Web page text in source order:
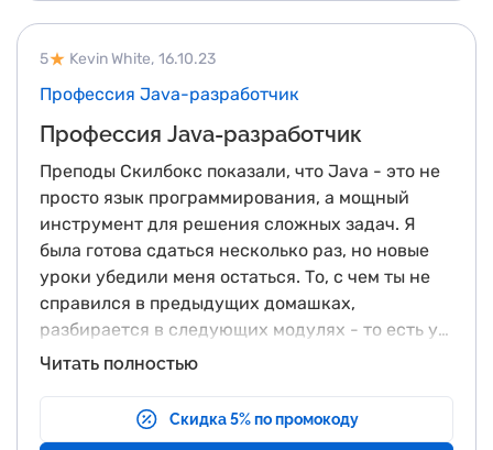
5 16.10.23
Kevin White,
Профессия Java-разработчик
Профессия Java-разработчик
Преподы Скилбокс показали, что Java - это не
просто язык программирования, а мощный
инструмент для решения сложных задач. Я
была готова сдаться несколько раз, но новые
уроки убедили меня остаться. То, с чем ты не
справился в предыдущих домашках,
разбирается в следующих модулях - то есть у
тебя есть шанс сделать все самому и
Сейчас я готова идти в мир как
курс не только дал мне навыки, но и вдохновил
на создание программ, которые будут
Читать полностью
Скидка 5% по промокоду